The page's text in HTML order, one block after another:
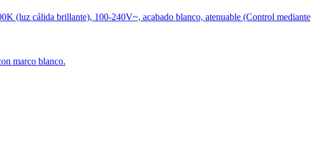
(luz cálida brillante), 100-240V~, acabado blanco, atenuable (Control mediante
marco blanco.